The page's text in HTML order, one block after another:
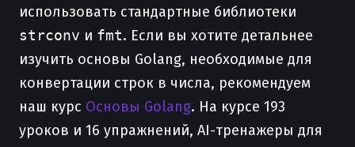
использовать стандартные библиотеки
strconv и fmt. Если вы хотите детальнее
изучить основы Golang, необходимые для
конвертации строк в числа, рекомендуем
наш курс Основы Golang. На курсе 193
уроков и 16 упражнений, AI-тренажеры для